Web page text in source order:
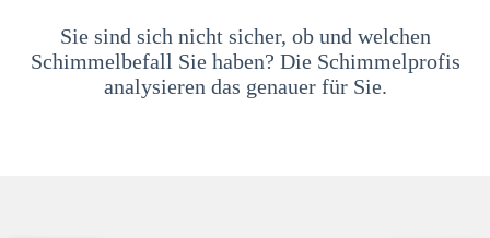
Sie sind sich nicht sicher, ob und welchen
Schimmelbefall Sie haben? Die Schimmelprofis
analysieren das genauer für Sie.